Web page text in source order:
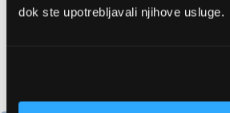
dok ste upotrebljavali njihove usluge.